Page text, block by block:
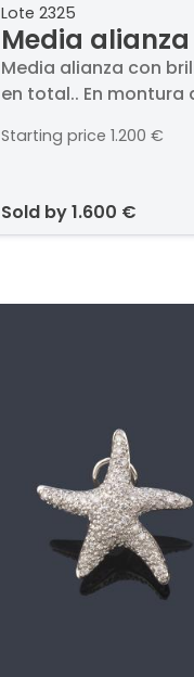
Lote 2325
Media
de aprox.
Media alianza con
en total.. En montura
Starting price 1.200 €
sold by1.600 €